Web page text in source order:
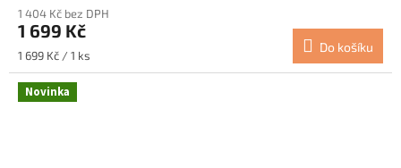
1 404 Kč bez DPH
1 699 Kč
Měrná
cena:
1 699 Kč / 1 ks
Do košíku
Novinka